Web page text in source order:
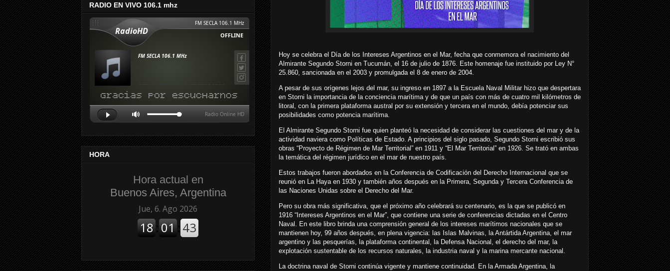
Hoy se celebra el Día de los Intereses Argentinos en el Mar, fecha que conmemora el nacimiento del
Almirante Segundo Storni en Tucumán, el 16 de julio de 1876. Este homenaje fue instituido por Ley N°
25.860, sancionada en el 2003 y promulgada el 8 de enero de 2004.
A pesar de sus orígenes lejos del mar, su ingreso en 1897 a la Escuela Naval Militar hizo que despertara
en Storni la importancia de la conciencia marítima y de que un país con más de cuatro mil kilómetros de
litoral, con la primera plataforma austral por su extensión y tercera en el mundo, debía potenciar sus
posibilidades como potencia marítima.
El Almirante Segundo Storni fue quien planteó la necesidad de considerar las cuestiones del mar y de la
actividad naviera como Políticas de Estado. A principios del siglo pasado, Segundo Storni escribió sus
obras “Proyecto de Régimen de Mar Territorial” en 1911 y “El Mar Territorial” en 1926. Se trató en ambas
la temática del régimen jurídico en el mar de nuestro país.
Estos trabajos fueron abordados en la Conferencia de Codificación del Derecho Internacional que se
reunió en La Haya en 1930 y también años después en la Primera, Segunda y Tercera Conferencia de
las Naciones Unidas sobre el Derecho del Mar.
Pero su obra más significativa, que el próximo año celebrará su centenario, es la que se publicó en
1916 “Intereses Argentinos en el Mar”, que contiene una serie de conferencias dictadas en el Centro
Naval. En este libro brinda una comprensión general de los intereses marítimos nacionales que se
mantienen hoy, 99 años después, en plena vigencia: las Islas Malvinas, la Antártida Argentina, el mar
argentino y las pesquerías, la plataforma continental, la Defensa Nacional, el derecho del mar, la
explotación sustentable de los recursos naturales, la industria naval y la marina mercante nacional.
La doctrina naval de Storni continúa vigente y mantiene continuidad. En la Armada Argentina, la
RADIO EN VIVO 106.1 mhz
HORA
Hora actual en
Buenos Aires, Argentina